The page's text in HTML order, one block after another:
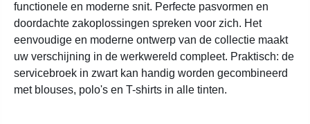
functionele en moderne snit. Perfecte pasvormen en
doordachte zakoplossingen spreken voor zich. Het
eenvoudige en moderne ontwerp van de collectie maakt
uw verschijning in de werkwereld compleet. Praktisch: de
servicebroek in zwart kan handig worden gecombineerd
met blouses, polo's en T-shirts in alle tinten.